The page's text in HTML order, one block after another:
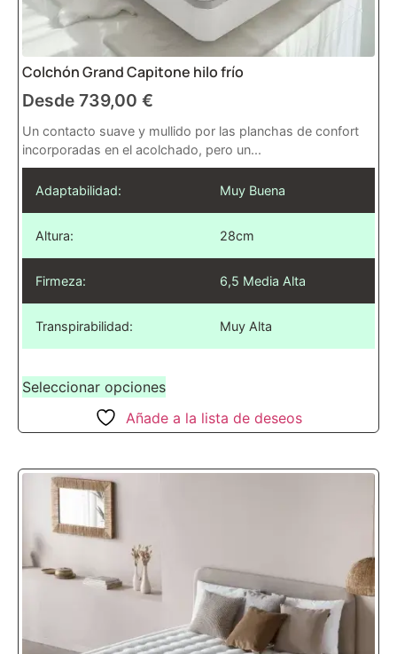
Colchón Grand Capitone hilo frío
Desde 739,00 €
Un contacto suave y mullido por las planchas de confort
incorporadas en el acolchado, pero un...
Adaptabilidad: Muy Buena
Altura: 28cm
Firmeza: 6,5 Media Alta
Transpirabilidad: Muy Alta
Seleccionar opciones
Añade a la lista de deseos